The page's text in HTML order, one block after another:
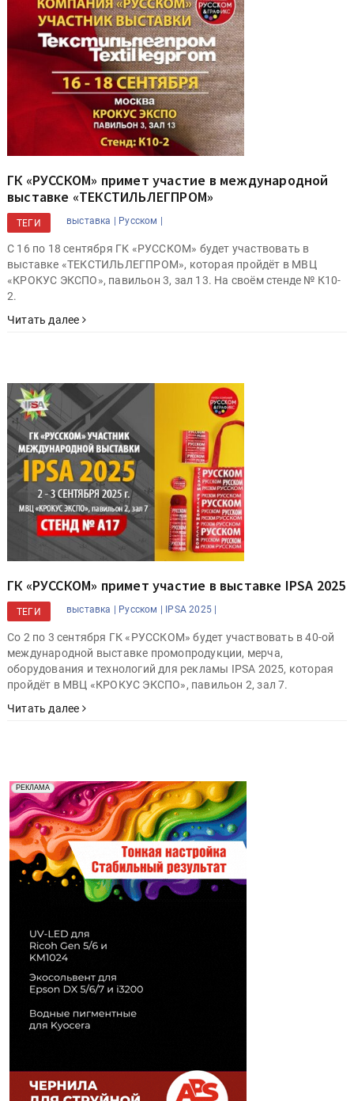
ГК «РУССКОМ» примет участие в международной
выставке «ТЕКСТИЛЬЛЕГПРОМ»
ТЕГИ выставка | Русском |
С 16 по 18 сентября ГК «РУССКОМ» будет участвовать в
выставке «ТЕКСТИЛЬЛЕГПРОМ», которая пройдёт в МВЦ
«КРОКУС ЭКСПО», павильон 3, зал 13. На своём стенде № К10-
2.
Читать далее
ГК «РУССКОМ» примет участие в выставке IPSA 2025
ТЕГИ выставка | Русском | IPSA 2025 |
Со 2 по 3 сентября ГК «РУССКОМ» будет участвовать в 40-ой
международной выставке промопродукции, мерча,
оборудования и технологий для рекламы IPSA 2025, которая
пройдёт в МВЦ «КРОКУС ЭКСПО», павильон 2, зал 7.
Читать далее
РЕКЛАМА
Реклама. Рекламодатель ООО "Передовые Системы
Печати" erid: 2SDnjd2d4Qz